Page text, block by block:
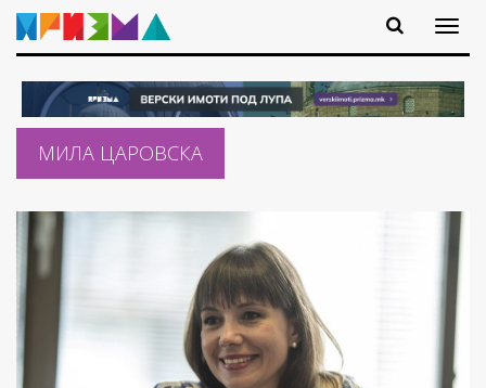
МИЛА ЦАРОВСКА